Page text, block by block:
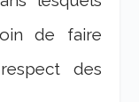
de faire
des